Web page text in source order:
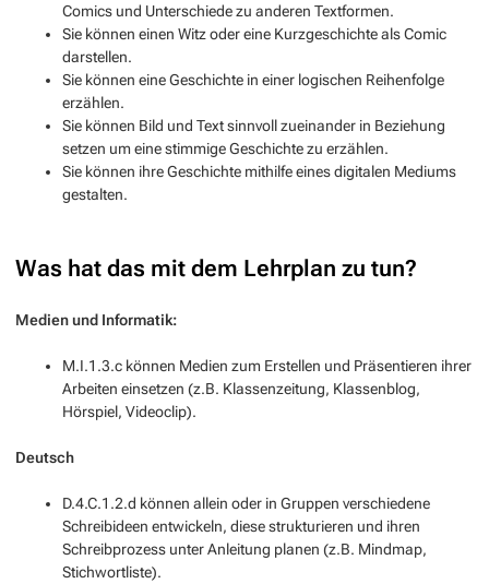
Comics und Unterschiede zu anderen Textformen.
Sie können einen Witz oder eine Kurzgeschichte als Comic
darstellen.
Sie können eine Geschichte in einer logischen Reihenfolge
erzählen.
Sie können Bild und Text sinnvoll zueinander in Beziehung
setzen um eine stimmige Geschichte zu erzählen.
Sie können ihre Geschichte mithilfe eines digitalen Mediums
gestalten.
Was hat das mit dem Lehrplan zu tun?
Medien und Informatik:
M.I.1.3.c können Medien zum Erstellen und Präsentieren ihrer
Arbeiten einsetzen (z.B. Klassenzeitung, Klassenblog,
Hörspiel, Videoclip).
Deutsch
D.4.C.1.2.d können allein oder in Gruppen verschiedene
Schreibideen entwickeln, diese strukturieren und ihren
Schreibprozess unter Anleitung planen (z.B. Mindmap,
Stichwortliste).